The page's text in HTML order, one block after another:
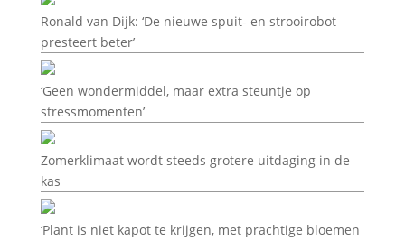
Ronald van Dijk: ‘De nieuwe spuit- en strooirobot
presteert beter’
‘Geen wondermiddel, maar extra steuntje op
stressmomenten’
Zomerklimaat wordt steeds grotere uitdaging in de
kas
‘Plant is niet kapot te krijgen, met prachtige bloemen